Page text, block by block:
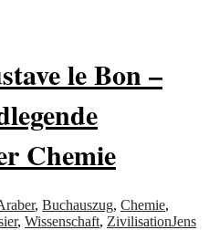
le Bon –
Chemie
, Buchauszug, Chemie,
, Wissenschaft, ZivilisationJens